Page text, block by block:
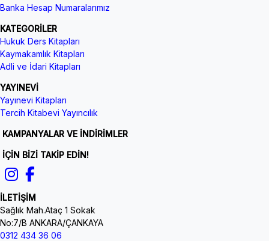
Banka Hesap Numaralarımız
KATEGORİLER
Hukuk Ders Kitapları
Kaymakamlık Kitapları
Adli ve İdari Kitapları
YAYINEVİ
Yayınevi Kitapları
Tercih Kitabevi Yayıncılık
KAMPANYALAR VE İNDİRİMLER
İÇİN BİZİ TAKİP EDİN!
İLETİŞİM
Sağlık Mah.Ataç 1 Sokak
No:7/B ANKARA/ÇANKAYA
0312 434 36 06